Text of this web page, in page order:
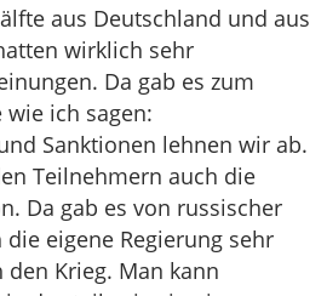
aus Deutschland und aus
wirklich sehr
Da gab es zum
ich sagen:
Sanktionen lehnen wir ab.
Teilnehmern auch die
Da gab es von russischer
die eigene Regierung sehr
Krieg. Man kann